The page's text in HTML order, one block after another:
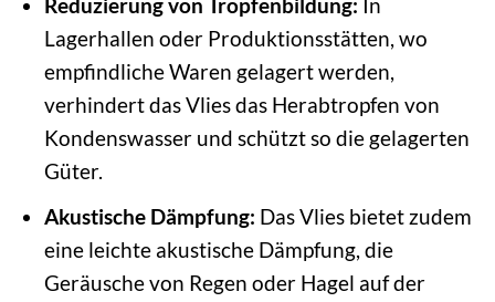
Lagerhallen oder Produktionsstätten, wo
empfindliche Waren gelagert werden,
verhindert das Vlies das Herabtropfen von
Kondenswasser und schützt so die gelagerten
Güter.
Akustische Dämpfung: Das Vlies bietet zudem
eine leichte akustische Dämpfung, die
Geräusche von Regen oder Hagel auf der